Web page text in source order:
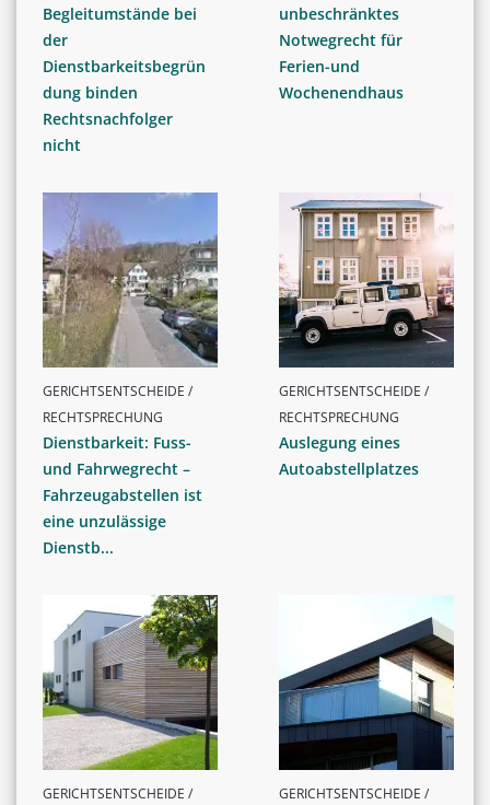
Begleitumstände bei
der
Dienstbarkeitsbegrün
dung binden
Rechtsnachfolger
nicht
unbeschränktes
Notwegrecht für
Ferien-und
Wochenendhaus
GERICHTSENTSCHEIDE /
RECHTSPRECHUNG
Dienstbarkeit: Fuss-
und Fahrwegrecht –
Fahrzeugabstellen ist
eine unzulässige
Dienstb...
GERICHTSENTSCHEIDE /
RECHTSPRECHUNG
Auslegung eines
Autoabstellplatzes
GERICHTSENTSCHEIDE /
GERICHTSENTSCHEIDE /